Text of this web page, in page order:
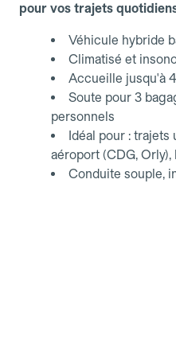
pour vos trajets
Véhicule hybride
Climatisé et
Accueille jusqu'à
Soute pour 3
personnels
Idéal pour :
aéroport (CDG,
Conduite souple,